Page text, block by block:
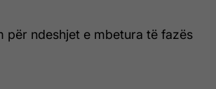
për ndeshjet e mbetura të fazës